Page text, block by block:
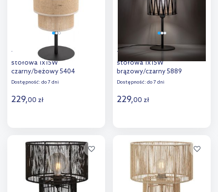
TK Lighting Calisto lampa
stołowa 1x15W
czarny/beżowy 5404
Dostępność: do 7 dni
229,00 zł
Dodaj do
porównania
TK Lighting Harmony lampa
stołowa 1x15W
brązowy/czarny 5889
Dostępność: do 7 dni
229,00 zł
Dodaj do
porównania